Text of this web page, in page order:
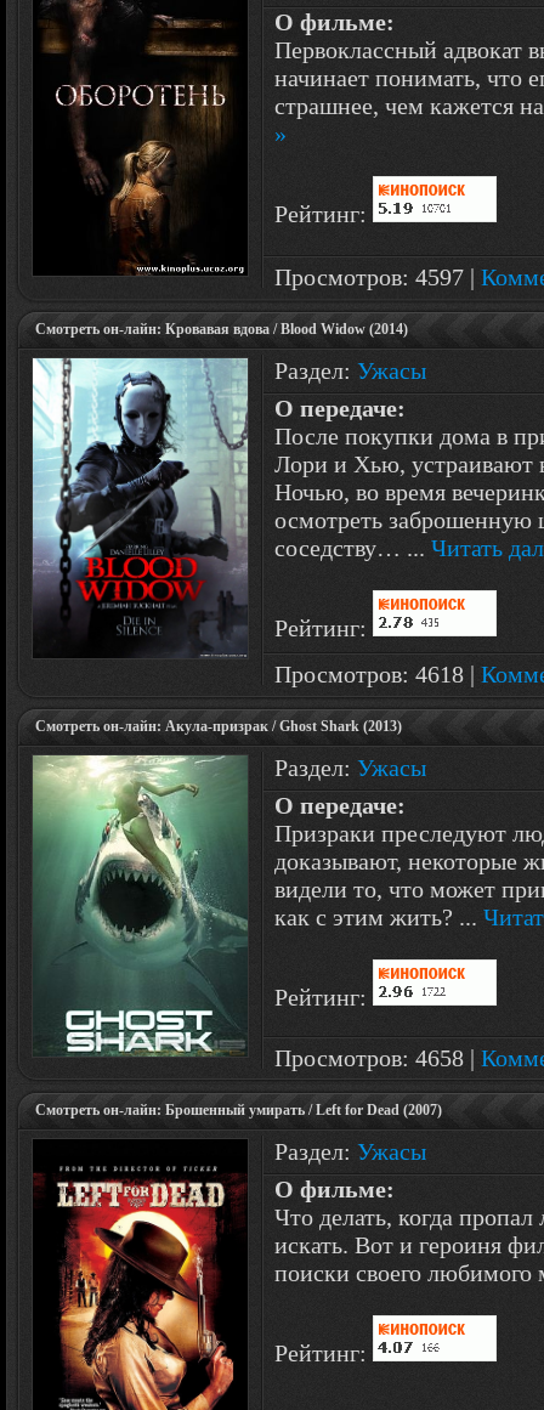
О фильме:
Первоклассный адвокат
начинает понимать, что
страшнее, чем кажется
»
Рейтинг:
Просмотров: 4597 |
Смотреть он-лайн: Кровавая вдова / Blood Widow (2014)
Раздел: Ужасы
О передаче:
После покупки дома в
Лори и Хью, устраивают
Ночью, во время
осмотреть
соседству… ... Читать
Рейтинг:
Просмотров: 4618 |
Смотреть он-лайн: Акула-призрак / Ghost Shark (2013)
Раздел: Ужасы
О передаче:
Призраки преследуют
доказывают, некоторые
видели то, что может
как с этим жить? ...
Рейтинг:
Просмотров: 4658 |
Смотреть он-лайн: Брошенный умирать / Left for Dead (2007)
Раздел: Ужасы
О фильме:
Что делать, когда
искать. Вот и героиня
поиски своего
Рейтинг: